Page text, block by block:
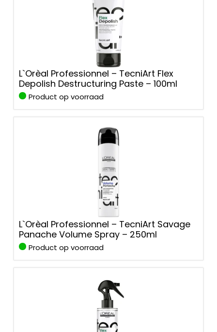
L`Orèal Professionnel – TecniArt Flex
Depolish Destructuring Paste – 100ml
Product op voorraad
L`Orèal Professionnel – TecniArt Savage
Panache Volume Spray – 250ml
Product op voorraad